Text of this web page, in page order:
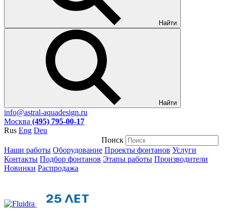
Найти
Найти
info@astral-aquadesign.ru
Москва (495) 795-00-17
Rus Eng Deu
Поиск
Наши работы Оборудование Проекты фонтанов Услуги
Контакты Подбор фонтанов Этапы работы Производители
Новинки Распродажа